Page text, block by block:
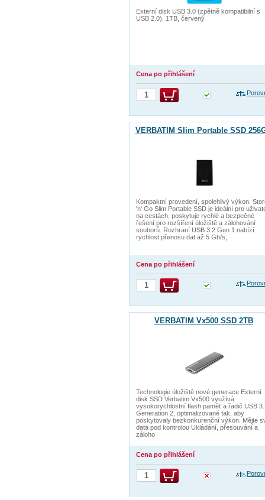
Externí disk USB 3.0 (zpětně kompatibilní s
USB 2.0), 1TB, červený
Cena po přihlášení
VERBATIM Slim Portable SSD
Kompaktní provedení, spolehlivý výkon.
'n' Go Slim Portable SSD je ideální pro
na cestách, poskytuje rychlé a bezpečné
řešení pro rozšíření úložiště a zálohování
souborů. Rozhraní USB 3.2 Gen 1 nabízí
rychlost přenosu dat až 5 Gb/s,
Cena po přihlášení
VERBATIM Vx500 SSD 2TB
Technologie úložiště nové generace Externí
disk SSD Verbatim Vx500 využívá
vysokorychlostní flash paměť a řadič USB
Generation 2, optimalizované tak, aby
poskytovaly bezkonkurenční výkon. Mějte
data pod kontrolou Ukládání, přesouvání a
záloho
Cena po přihlášení